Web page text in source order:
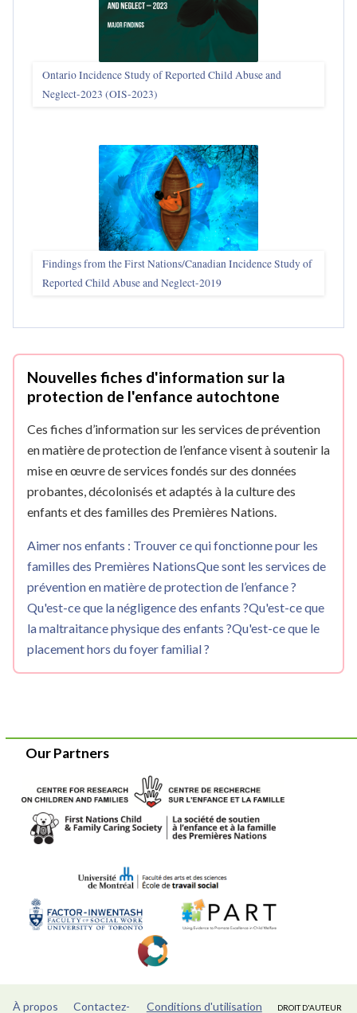
Ontario Incidence Study of Reported Child Abuse and
Neglect-2023 (OIS‑2023)
Findings from the First Nations/Canadian Incidence Study of
Reported Child Abuse and Neglect-2019
Nouvelles fiches d'information sur la
protection de l'enfance autochtone
Ces fiches d’information sur les services de prévention
en matière de protection de l’enfance visent à soutenir la
mise en œuvre de services fondés sur des données
probantes, décolonisés et adaptés à la culture des
enfants et des familles des Premières Nations.
Aimer nos enfants : Trouver ce qui fonctionne pour les
familles des Premières NationsQue sont les services de
prévention en matière de protection de l’enfance ?
Qu'est-ce que la négligence des enfants ?Qu'est-ce que
la maltraitance physique des enfants ?Qu'est-ce que le
placement hors du foyer familial ?
À propos Contactez- Conditions d'utilisation DROIT D'AUTEUR
Our Partners